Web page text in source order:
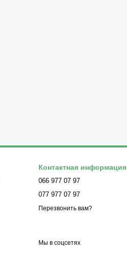
Контактная информация
066 977 07 97
077 977 07 97
Перезвонить вам?
Мы в соцсетях